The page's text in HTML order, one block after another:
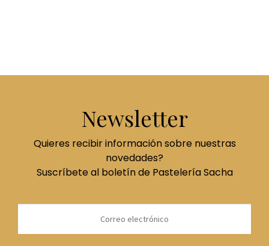
Newsletter
Quieres recibir información sobre nuestras
novedades?
Suscríbete al boletín de Pastelería Sacha